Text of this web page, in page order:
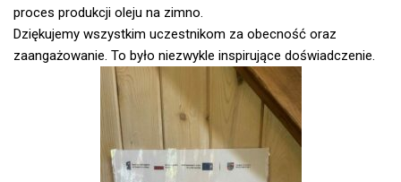
proces produkcji oleju na zimno.
Dziękujemy wszystkim uczestnikom za obecność oraz
zaangażowanie. To było niezwykle inspirujące doświadczenie.